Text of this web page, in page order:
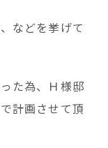
などを挙げて
た為、Ｈ様邸
計画させて頂